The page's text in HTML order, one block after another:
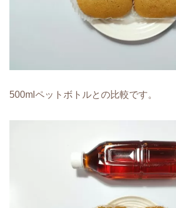
500mlペットボトルとの比較です。